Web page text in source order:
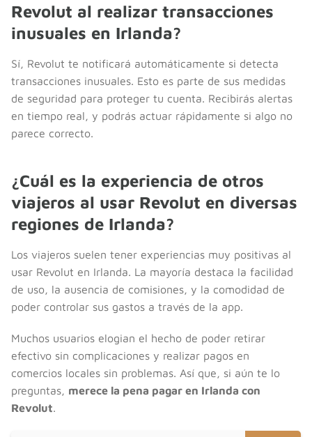
Revolut al realizar transacciones
inusuales en Irlanda?
Sí, Revolut te notificará automáticamente si detecta
transacciones inusuales. Esto es parte de sus medidas
de seguridad para proteger tu cuenta. Recibirás alertas
en tiempo real, y podrás actuar rápidamente si algo no
parece correcto.
¿Cuál es la experiencia de otros
viajeros al usar Revolut en diversas
regiones de Irlanda?
Los viajeros suelen tener experiencias muy positivas al
usar Revolut en Irlanda. La mayoría destaca la facilidad
de uso, la ausencia de comisiones, y la comodidad de
poder controlar sus gastos a través de la app.
Muchos usuarios elogian el hecho de poder retirar
efectivo sin complicaciones y realizar pagos en
comercios locales sin problemas. Así que, si aún te lo
preguntas, merece la pena pagar en Irlanda con
Revolut.